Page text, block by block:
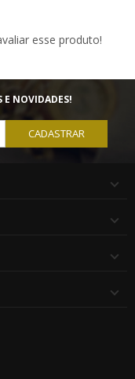
esse produto!
E NOVIDADES!
CADASTRAR